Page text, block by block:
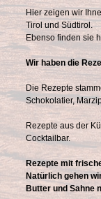
Hier zeigen wir
Tirol und Südtirol.
Ebenso finden sie
Wir haben die
Die Rezepte
Schokolatier,
Rezepte aus der
Cocktailbar.
Rezepte mit
Natürlich gehen
Butter und Sahne